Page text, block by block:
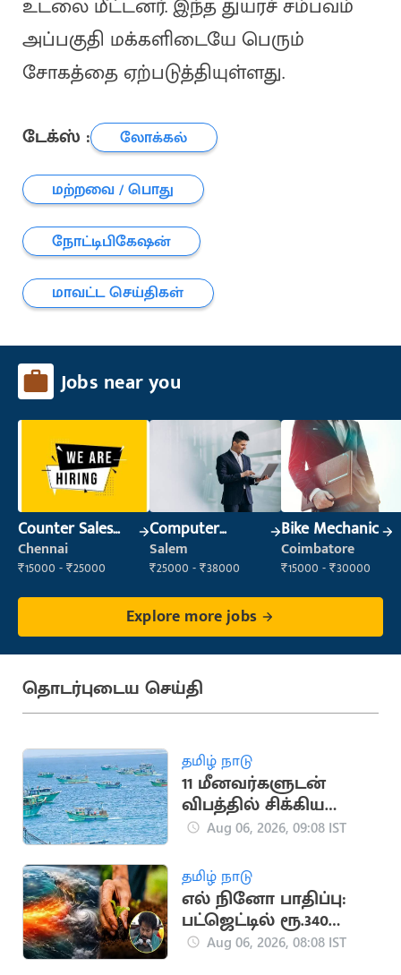
உடலை மீட்டனர். இந்த துயரச் சம்பவம்
அப்பகுதி மக்களிடையே பெரும்
சோகத்தை ஏற்படுத்தியுள்ளது.
டேக்ஸ் :
லோக்கல்
மற்றவை / பொது
நோட்டிபிகேஷன்
மாவட்ட செய்திகள்
Jobs near you
Counter Sales
Executive (Retail
Sales)
Chennai
₹15000 - ₹25000
Computer
Operator
Salem
₹25000 - ₹38000
Bike Mechanic
Coimbatore
₹15000 - ₹30000
Explore more jobs
தொடர்புடைய செய்தி
தமிழ் நாடு
11 மீனவர்களுடன்
விபத்தில் சிக்கிய
இந்திய மீனவர்களின்
Aug 06, 2026, 09:08 IST
தமிழ் நாடு
எல் நினோ பாதிப்பு:
பட்ஜெட்டில் ரூ.340
கோடி ஒதுக்கீடு
Aug 06, 2026, 08:08 IST